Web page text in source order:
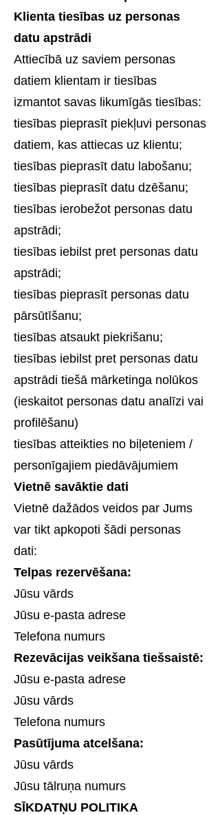
Klienta tiesības uz personas
datu apstrādi
Attiecībā uz saviem personas
datiem klientam ir tiesības
izmantot savas likumīgās tiesības:
tiesības pieprasīt piekļuvi personas
datiem, kas attiecas uz klientu;
tiesības pieprasīt datu labošanu;
tiesības pieprasīt datu dzēšanu;
tiesības ierobežot personas datu
apstrādi;
tiesības iebilst pret personas datu
apstrādi;
tiesības pieprasīt personas datu
pārsūtīšanu;
tiesības atsaukt piekrišanu;
tiesības iebilst pret personas datu
apstrādi tiešā mārketinga nolūkos
(ieskaitot personas datu analīzi vai
profilēšanu)
tiesības atteikties no biļeteniem /
personīgajiem piedāvājumiem
Vietnē savāktie dati
Vietnē dažādos veidos par Jums
var tikt apkopoti šādi personas
dati:
Telpas rezervēšana:
Jūsu vārds
Jūsu e-pasta adrese
Telefona numurs
Rezevācijas veikšana tiešsaistē:
Jūsu e-pasta adrese
Jūsu vārds
Telefona numurs
Pasūtījuma atcelšana:
Jūsu vārds
Jūsu tālruņa numurs
SĪKDATŅU POLITIKA